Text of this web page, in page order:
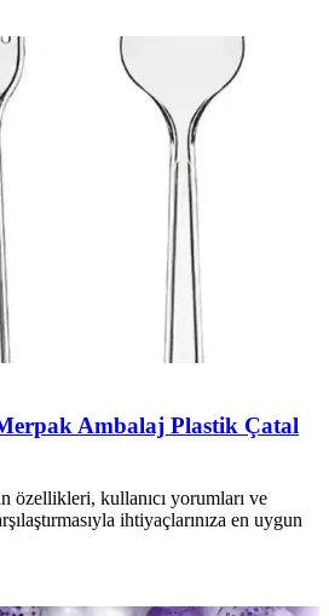
Ambalaj Plastik Çatal
özellikleri, kullanıcı yorumları ve
ihtiyaçlarınıza en uygun